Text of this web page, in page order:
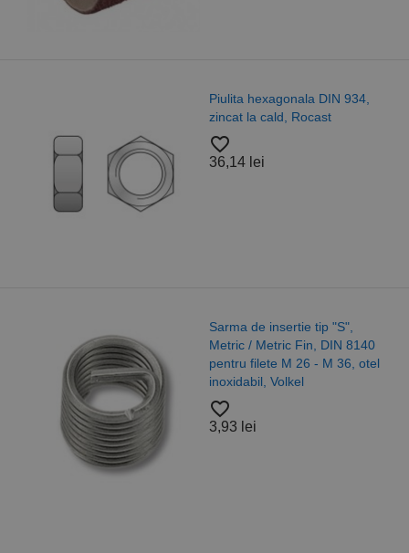
Piulita hexagonala DIN 934,
zincat la cald, Rocast
favorite_border
36,14 lei
Sarma de insertie tip "S",
Metric / Metric Fin, DIN 8140
pentru filete M 26 - M 36, otel
inoxidabil, Volkel
favorite_border
3,93 lei